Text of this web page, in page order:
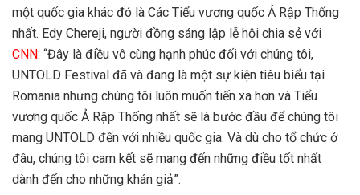
một quốc gia khác đó là Các Tiểu vương quốc Ả Rập Thống
nhất. Edy Chereji, người đồng sáng lập lễ hội chia sẻ với
CNN: “Đây là điều vô cùng hạnh phúc đối với chúng tôi,
UNTOLD Festival đã và đang là một sự kiện tiêu biểu tại
Romania nhưng chúng tôi luôn muốn tiến xa hơn và Tiểu
vương quốc Ả Rập Thống nhất sẽ là bước đầu để chúng tôi
mang UNTOLD đến với nhiều quốc gia. Và dù cho tổ chức ở
đâu, chúng tôi cam kết sẽ mang đến những điều tốt nhất
dành đến cho những khán giả”.